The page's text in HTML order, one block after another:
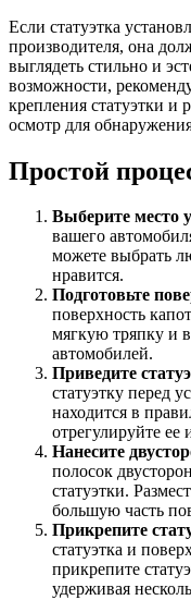
Если статуэтка
производителя, она
выглядеть стильно и
возможности,
крепления статуэтки и
осмотр для
Простой
Выберите место
вашего
можете выбрать
нравится.
Подготовьте
поверхность
мягкую тряпку и
автомобилей.
Приведите
статуэтку перед
находится в
отрегулируйте
Нанесите
полосок
статуэтки.
большую часть
Прикрепите
статуэтка и
прикрепите
удерживая